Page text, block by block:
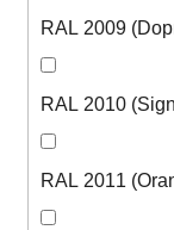
RAL 2009
RAL 2010
RAL 2011